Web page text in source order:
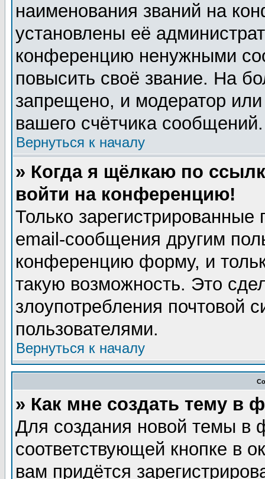
наименования званий на
установлены её
конференцию ненужными
повысить своё звание. На
запрещено, и модератор
вашего счётчика сообщений.
Вернуться к началу
» Когда я щёлкаю по
войти на конференцию!
Только зарегистрированные
email-сообщения другим
конференцию форму, и
такую возможность. Это
злоупотребления почтовой
пользователями.
Вернуться к началу
» Как мне создать тему в
Для создания новой темы в
соответствующей кнопке в
вам придётся